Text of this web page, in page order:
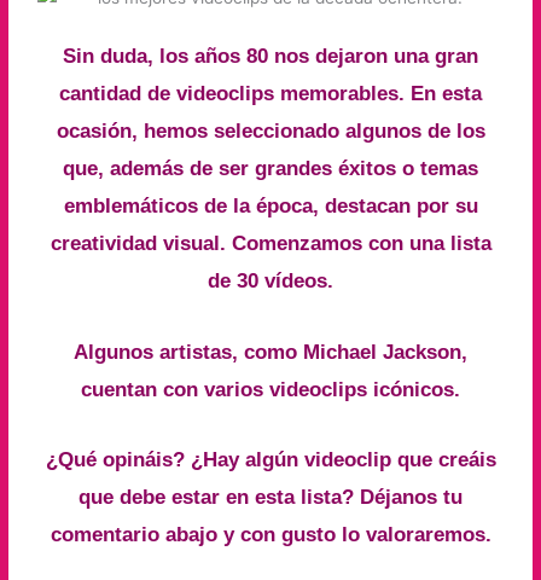
Sin duda, los años 80 nos dejaron una gran
cantidad de videoclips memorables. En esta
ocasión, hemos seleccionado algunos de los
que, además de ser grandes éxitos o temas
emblemáticos de la época, destacan por su
creatividad visual. Comenzamos con una lista
de 30 vídeos.
Algunos artistas, como Michael Jackson,
cuentan con varios videoclips icónicos.
¿Qué opináis? ¿Hay algún videoclip que creáis
que debe estar en esta lista? Déjanos tu
comentario abajo y con gusto lo valoraremos.